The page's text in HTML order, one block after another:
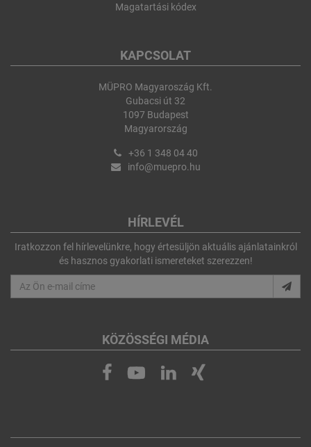
Magatartási kódex
KAPCSOLAT
MÜPRO Magyaroszág Kft.
Gubacsi út 32
1097 Budapest
Magyarország
+36 1 348 04 40
info@muepro.hu
HÍRLEVÉL
Iratkozzon fel hírlevelünkre, hogy értesüljön aktuális ajánlatainkról
és hasznos gyakorlati ismereteket szerezzen!
KÖZÖSSÉGI MÉDIA